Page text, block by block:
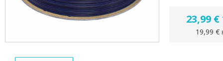
23,99 €
19,99 €